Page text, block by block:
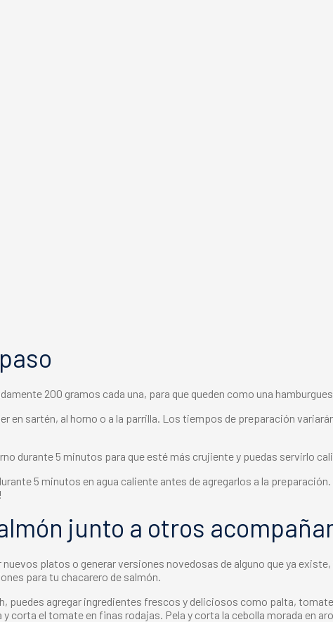
200 gramos cada una, para que queden como una
en sartén, al horno o a la parrilla. Los tiempos de preparación
durante 5 minutos para que esté más crujiente y puedas servirlo
5 minutos en agua caliente antes de agregarlos a la
junto a otros
nuevos platos o generar versiones novedosas de alguno que ya
para tu chacarero de salmón.
puedes agregar ingredientes frescos y deliciosos como palta,
corta el tomate en finas rodajas. Pela y corta la cebolla morada en